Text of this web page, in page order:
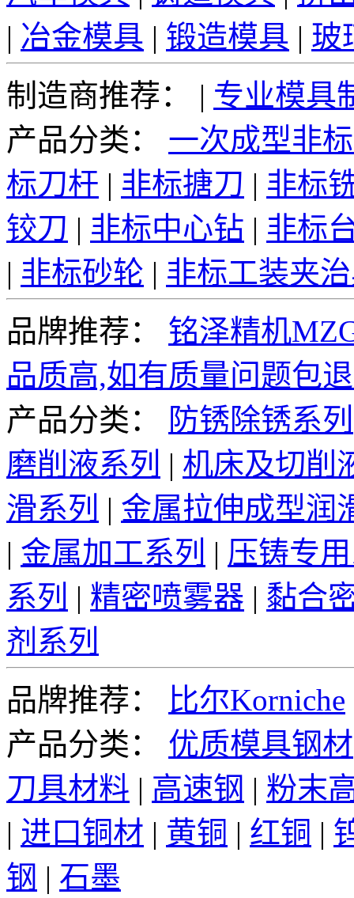
| 冶金模具 | 锻造模具 | 玻
制造商推荐：
| 专业模具
产品分类：
一次成型非
标刀杆 | 非标搪刀 | 非标
铰刀 | 非标中心钻 | 非标
| 非标砂轮 | 非标工装夹
品牌推荐：
铭泽精机
品质高,如有质量问题包
产品分类：
防锈除锈系列
磨削液系列 | 机床及切削
滑系列 | 金属拉伸成型润
| 金属加工系列 | 压铸专
系列 | 精密喷雾器 | 黏合
剂系列
品牌推荐：
比尔Korniche
产品分类：
优质模具钢材
刀具材料 | 高速钢 | 粉末
| 进口铜材 | 黄铜 | 红铜 |
钢 | 石墨